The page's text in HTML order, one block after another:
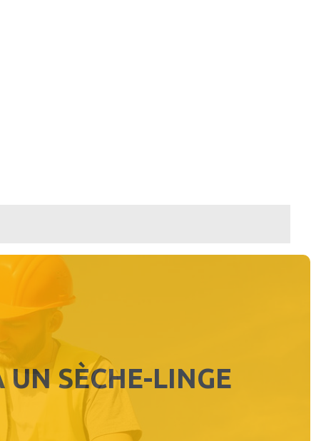
SÈCHE-LINGE